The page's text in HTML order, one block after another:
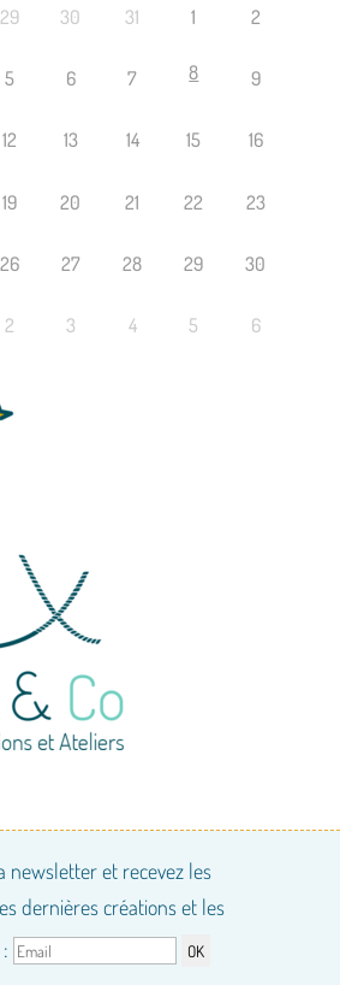
29 30 31 1 2
5 6 7 8 9
12 13 14 15 16
19 20 21 22 23
26 27 28 29 30
2 3 4 5 6
newsletter et recevez les
dernières créations et les